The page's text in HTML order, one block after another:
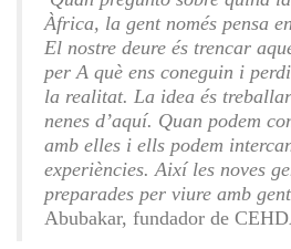
Àfrica, la gent només pensa
El nostre deure és trencar
per A què ens coneguin i
la realitat. La idea és
nenes d’aquí. Quan podem
amb elles i ells podem
experiències. Així les noves
preparades per viure amb
Abubakar, fundador de